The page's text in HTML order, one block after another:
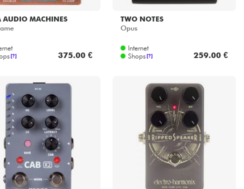
AUDIO MACHINES
[?] 375.00 €
TWO NOTES
Opus
Internet
Shops [?] 259.00 €